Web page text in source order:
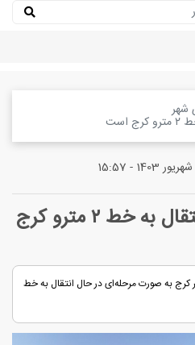
شهر
قطار جدید در حال انتقال به خط ۲ مترو کرج
به صورت مرحله‌ای در حال انتقال به خط